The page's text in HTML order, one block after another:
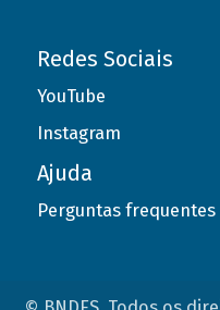
Redes Sociais
YouTube
Instagram
Ajuda
Perguntas frequentes